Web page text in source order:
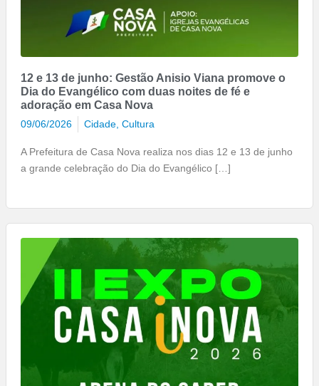
12 e 13 de junho: Gestão Anisio Viana promove o
Dia do Evangélico com duas noites de fé e
adoração em Casa Nova
09/06/2026 Cidade, Cultura
A Prefeitura de Casa Nova realiza nos dias 12 e 13 de junho
a grande celebração do Dia do Evangélico […]